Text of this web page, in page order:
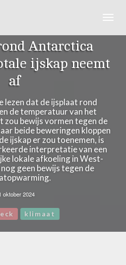
Antarctica
ijskap neemt
af
lezen dat de ijsplaat rond
de temperatuur van het
bewijs vormen tegen de
beide beweringen kloppen
ijskap er zou toenemen, is
interpretatie van een
lokale afkoeling in West-
geen bewijs tegen de
oktober 2024
klimaat